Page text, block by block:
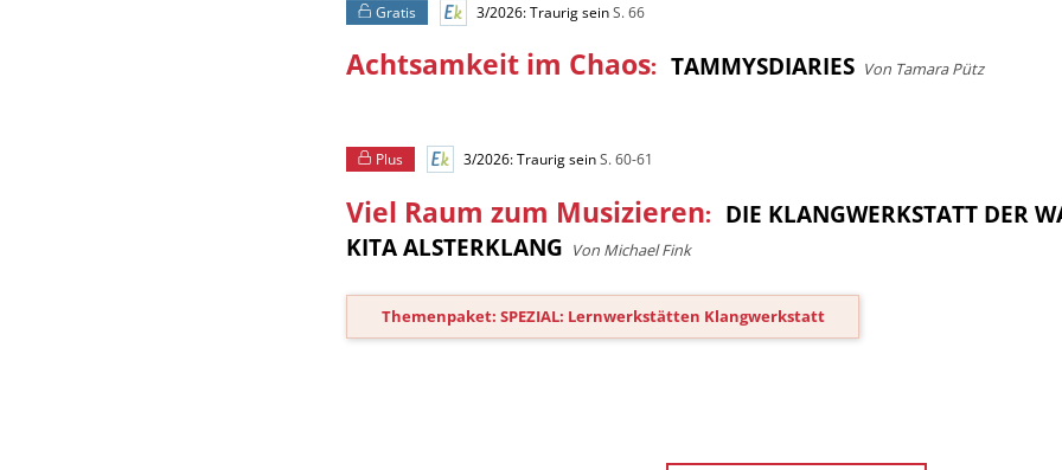
Gratis 3/2026: Traurig seinS. 66
Achtsamkeit im Chaos: TAMMYSDIARIES Von Tamara Pütz
Plus 3/2026: Traurig seinS. 60-61
Viel Raum zum Musizieren: DIE KLANGWERKSTATT DER
KITA ALSTERKLANG Von Michael Fink
Themenpaket: SPEZIAL: Lernwerkstätten Klangwerkstatt